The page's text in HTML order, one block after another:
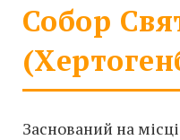
Собор
Заснований на